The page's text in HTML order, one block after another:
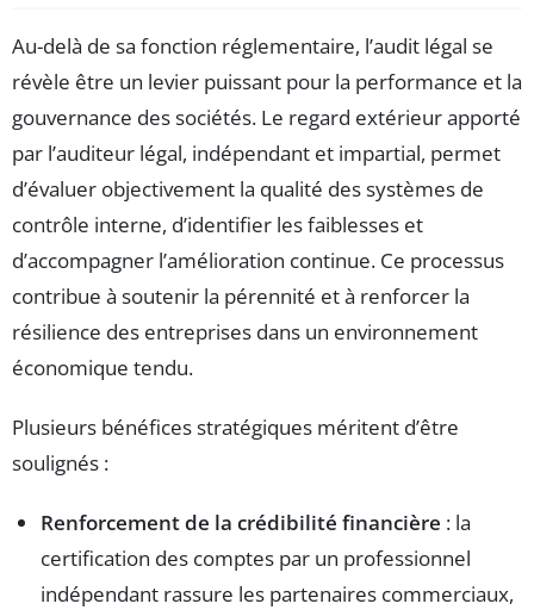
Au-delà de sa fonction réglementaire, l’audit légal se
révèle être un levier puissant pour la performance et la
gouvernance des sociétés. Le regard extérieur apporté
par l’auditeur légal, indépendant et impartial, permet
d’évaluer objectivement la qualité des systèmes de
contrôle interne, d’identifier les faiblesses et
d’accompagner l’amélioration continue. Ce processus
contribue à soutenir la pérennité et à renforcer la
résilience des entreprises dans un environnement
économique tendu.
Plusieurs bénéfices stratégiques méritent d’être
soulignés :
Renforcement de la crédibilité financière : la
certification des comptes par un professionnel
indépendant rassure les partenaires commerciaux,